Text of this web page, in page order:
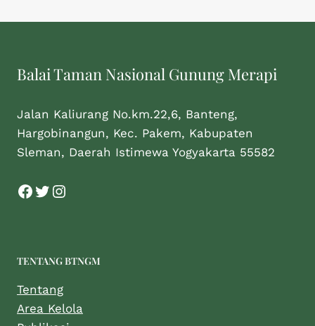
Balai Taman Nasional Gunung Merapi
Jalan Kaliurang No.km.22,6, Banteng,
Hargobinangun, Kec. Pakem, Kabupaten
Sleman, Daerah Istimewa Yogyakarta 55582
TENTANG BTNGM
Tentang
Area Kelola